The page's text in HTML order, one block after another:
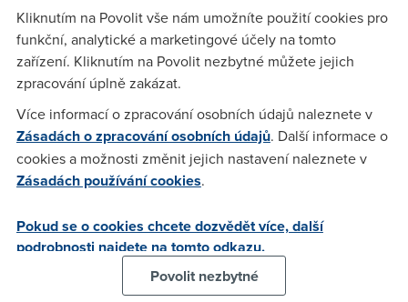
Český Bezdrát
33,78 28 %
29 %
Celkem
28,46 -5 %
Ověřte si dostupnost
internetu na vaší adrese
Jak rychlý internet můžete mít doma? Vyplňte formulář níže
Dostupnost služeb
Zadejte ulici, číslo popisné, obec a použijte našeptávač.
Kliknutím na Povolit vše nám umožníte použití cookies pro
funkční, analytické a marketingové účely na tomto
zařízení. Kliknutím na Povolit nezbytné můžete jejich
zpracování úplně zakázat.
Více informací o zpracování osobních údajů naleznete v
Zásadách o zpracování osobních údajů. Další informace o
cookies a možnosti změnit jejich nastavení naleznete v
Zásadách používání cookies.
Pokud se o cookies chcete dozvědět více, další
podrobnosti najdete na tomto odkazu.
Povolit nezbytné